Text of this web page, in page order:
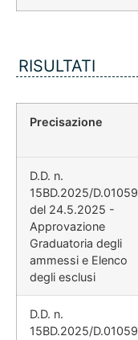
RISULTATI
Precisazione
D.D. n.
15BD.2025/D.01059
del 24.5.2025 -
Approvazione
Graduatoria degli
ammessi e Elenco
degli esclusi
D.D. n.
15BD.2025/D.01059